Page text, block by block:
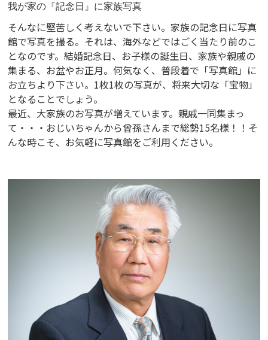
我が家の『記念日』に家族写真
そんなに堅苦しく考えないで下さい。家族の記念日に写真
館で写真を撮る。それは、海外などではごく当たり前のこ
となのです。結婚記念日、お子様の誕生日、家族や親戚の
集まる、お盆やお正月。何気なく、普段着で「写真館」に
お立ちより下さい。1枚1枚の写真が、将来大切な「宝物」
となることでしょう。
最近、大家族のお写真が増えています。親戚一同集まっ
て・・・おじいちゃんから曾孫さんまで総勢15名様！！そ
んな時こそ、お気軽に写真館をご利用ください。